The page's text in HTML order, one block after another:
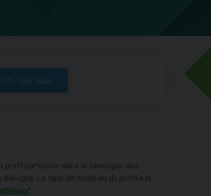
- User Guide
profil particulier dans le catalogue des
Le type de matériau du profil est
".